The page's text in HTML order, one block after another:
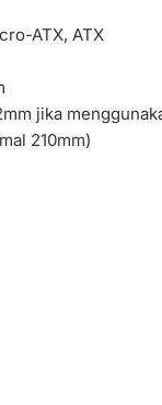
ATX, ATX
jika
210mm)